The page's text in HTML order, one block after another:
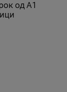
од А1